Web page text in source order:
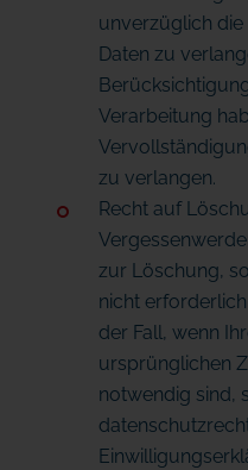
unverzüglich
Daten zu
Verarbeitung
zu verlangen.
Recht auf
zur Löschung,
nicht
der Fall, wenn
ursprünglichen
notwendig sind,